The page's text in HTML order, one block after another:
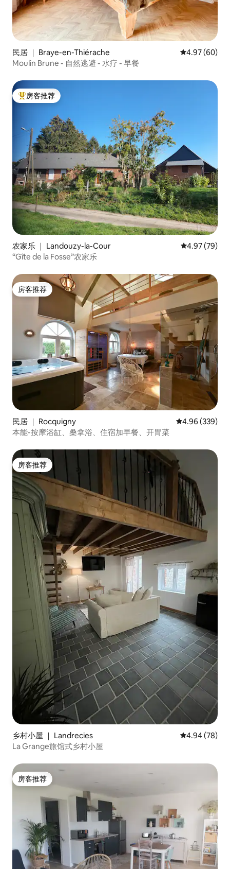
民居 ｜ Braye-en-Thiérache 平均评分 4.97
4.97 (60)
Moulin Brune - 自然逃避 - 水疗 - 早餐
热门「房客推荐」
房客推荐
农家乐 ｜ Landouzy-la-Cour 平均评分
4.97 (79)
“Gîte de la Fosse”农家乐
房客推荐
房客推荐
民居 ｜ Rocquigny 平均评分 4.96
4.96 (339)
本能-按摩浴缸、桑拿浴、住宿加早餐、开胃菜
房客推荐
房客推荐
乡村小屋 ｜ Landrecies 平均评分 4.94
4.94 (78)
La Grange旅馆式乡村小屋
房客推荐
房客推荐